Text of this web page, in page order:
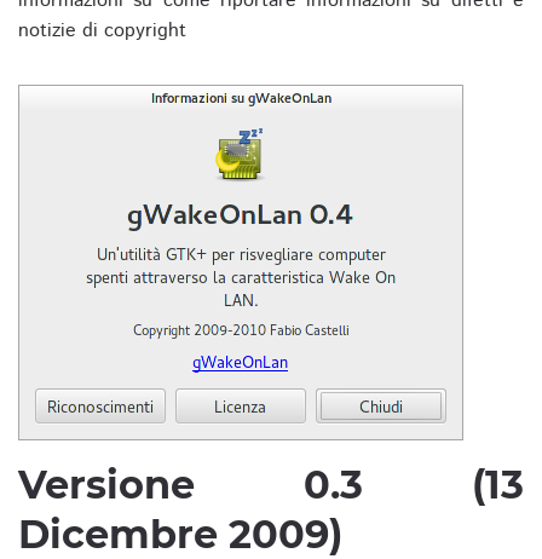
notizie di copyright
Versione 0.3 (13
Dicembre 2009)